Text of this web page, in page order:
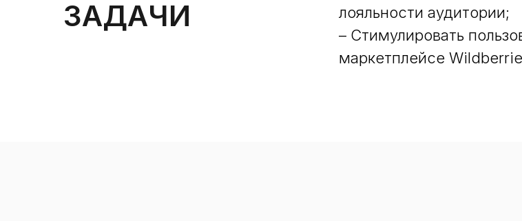
ЗАДАЧИ
лояльности аудитории;
– Стимулировать
маркетплейсе